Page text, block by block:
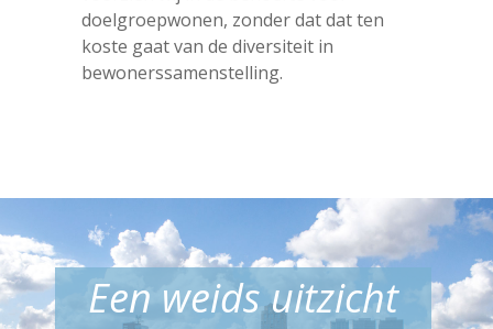
doelgroepwonen, zonder dat dat ten
koste gaat van de diversiteit in
bewonerssamenstelling.
Een weids uitzicht